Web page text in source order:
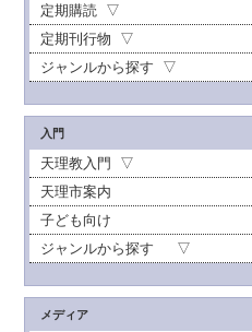
定期購読
定期刊行物
ジャンルから探す
入門
天理教入門
天理市案内
子ども向け
ジャンルから探す
メディア